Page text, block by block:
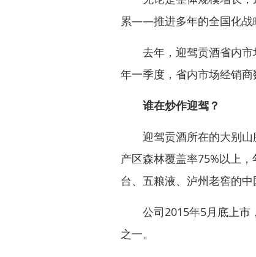
累——推进多年的全国化战
去年，迎驾贡酒省内市
年一季度，省内市场经销商
谁在炒作迎驾？
迎驾贡酒所在的大别山
产区森林覆盖率75%以上
台、五粮液、泸州老窖的中
公司2015年5月底上市
之一。